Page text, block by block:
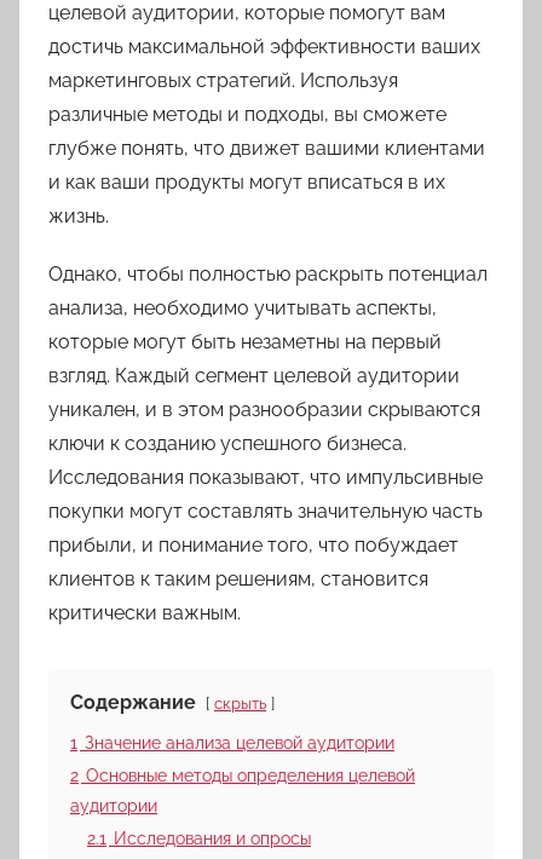
целевой аудитории, которые помогут вам
достичь максимальной эффективности ваших
маркетинговых стратегий. Используя
различные методы и подходы, вы сможете
глубже понять, что движет вашими клиентами
и как ваши продукты могут вписаться в их
жизнь.
Однако, чтобы полностью раскрыть потенциал
анализа, необходимо учитывать аспекты,
которые могут быть незаметны на первый
взгляд. Каждый сегмент целевой аудитории
уникален, и в этом разнообразии скрываются
ключи к созданию успешного бизнеса.
Исследования показывают, что импульсивные
покупки могут составлять значительную часть
прибыли, и понимание того, что побуждает
клиентов к таким решениям, становится
критически важным.
Содержание скрыть
1 Значение анализа целевой аудитории
2 Основные методы определения целевой
аудитории
2.1 Исследования и опросы